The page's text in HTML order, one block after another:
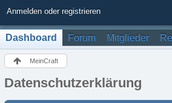
Anmelden oder registrieren
Dashboard Forum Mitglieder
MeinCraft
Datenschutzerklärung